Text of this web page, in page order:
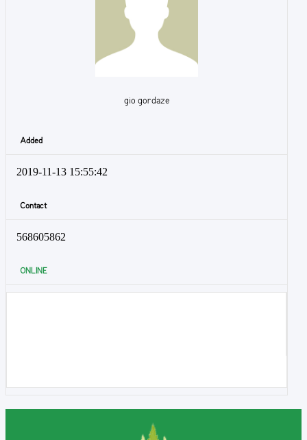
gio gordaze
Added
2019-11-13 15:55:42
Contact
568605862
ONLINE